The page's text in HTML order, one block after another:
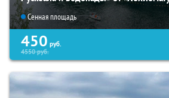
Сенная площадь
450 руб.
4550руб.